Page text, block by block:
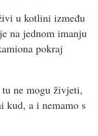
u kotlini između
na jednom imanju
pokraj
ne mogu živjeti,
kud, a i nemamo s